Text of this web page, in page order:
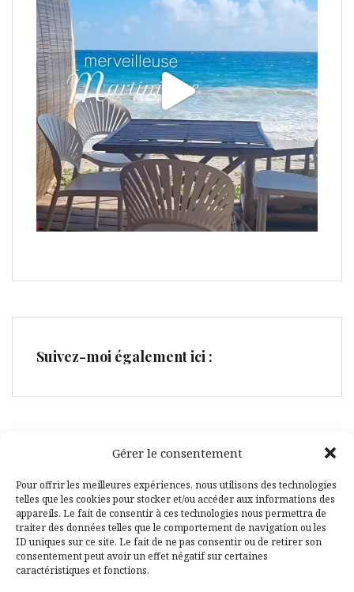
Gérer le consentement
Pour offrir les meilleures expériences, nous utilisons des technologies
telles que les cookies pour stocker et/ou accéder aux informations des
appareils. Le fait de consentir à ces technologies nous permettra de
traiter des données telles que le comportement de navigation ou les
ID uniques sur ce site. Le fait de ne pas consentir ou de retirer son
consentement peut avoir un effet négatif sur certaines
caractéristiques et fonctions.
Suivez-moi également ici :
Facebook
Pinterest